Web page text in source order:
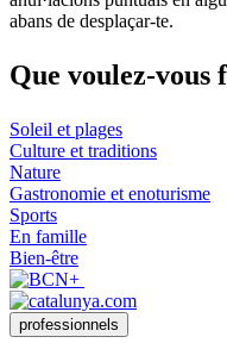
abans de desplaçar-te.
Que voulez-vous
Soleil et plages
Culture et traditions
Nature
Gastronomie et enoturisme
Sports
En famille
Bien-être
professionnels